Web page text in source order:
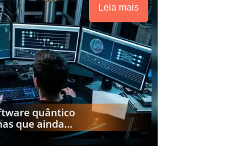
Leia mais